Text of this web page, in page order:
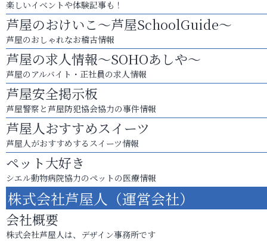
楽しいイベントや体験記事も！
芦屋のおけいこ～芦屋SchoolGuide～
芦屋のおしゃれなお稽古情報
芦屋の求人情報～SOHOあしや～
芦屋のアルバイト・正社員の求人情報
芦屋安全掲示板
芦屋警察と芦屋防犯協会協力の事件情報
芦屋人おすすめスイーツ
芦屋人がおすすめするスイーツ情報
ペット大好き
シエル動物病院協力のペットの医療情報
株式会社芦屋人（運営会社）
会社概要
株式会社芦屋人は、デザイン事務所です